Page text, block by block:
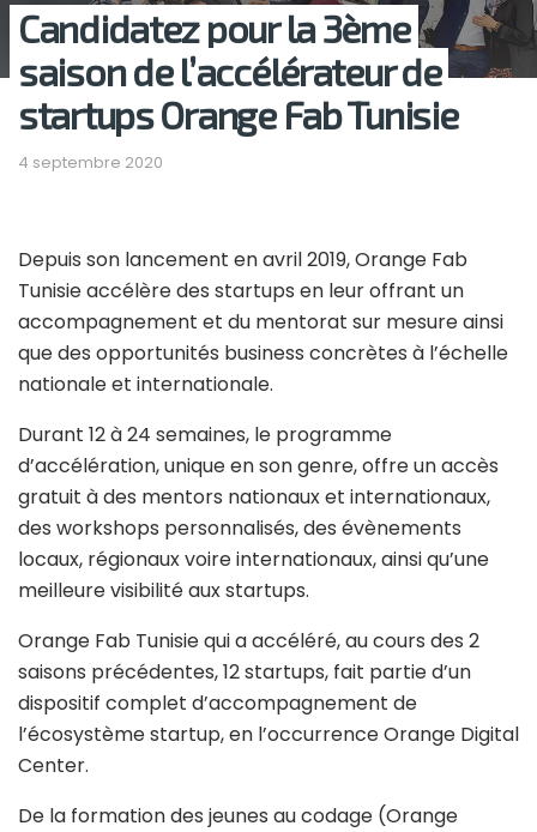
Candidatez pour la 3ème
saison de l’accélérateur de
startups Orange Fab Tunisie
4 septembre 2020
Depuis son lancement en avril 2019, Orange Fab
Tunisie accélère des startups en leur offrant un
accompagnement et du mentorat sur mesure ainsi
que des opportunités business concrètes à l’échelle
nationale et internationale.
Durant 12 à 24 semaines, le programme
d’accélération, unique en son genre, offre un accès
gratuit à des mentors nationaux et internationaux,
des workshops personnalisés, des évènements
locaux, régionaux voire internationaux, ainsi qu’une
meilleure visibilité aux startups.
Orange Fab Tunisie qui a accéléré, au cours des 2
saisons précédentes, 12 startups, fait partie d’un
dispositif complet d’accompagnement de
l’écosystème startup, en l’occurrence Orange Digital
Center.
De la formation des jeunes au codage (Orange